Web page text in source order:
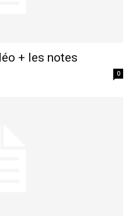
+ les notes
0